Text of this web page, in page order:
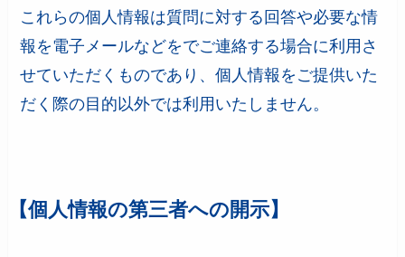
これらの個人情報は質問に対する回答や必要な情
報を電子メールなどをでご連絡する場合に利用さ
せていただくものであり、個人情報をご提供いた
だく際の目的以外では利用いたしません。
【個人情報の第三者への開示】